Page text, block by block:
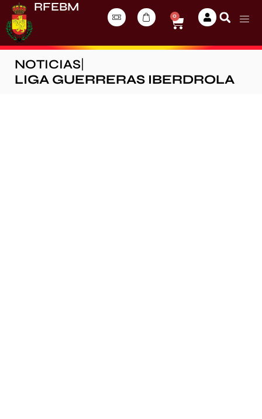
RFEBM
0
NOTICIAS
LIGA GUERRERAS IBERDROLA